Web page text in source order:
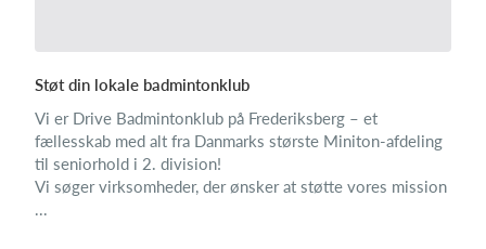
Støt din lokale badmintonklub
Vi er Drive Badmintonklub på Frederiksberg – et
fællesskab med alt fra Danmarks største Miniton-afdeling
til seniorhold i 2. division!
Vi søger virksomheder, der ønsker at støtte vores mission
...